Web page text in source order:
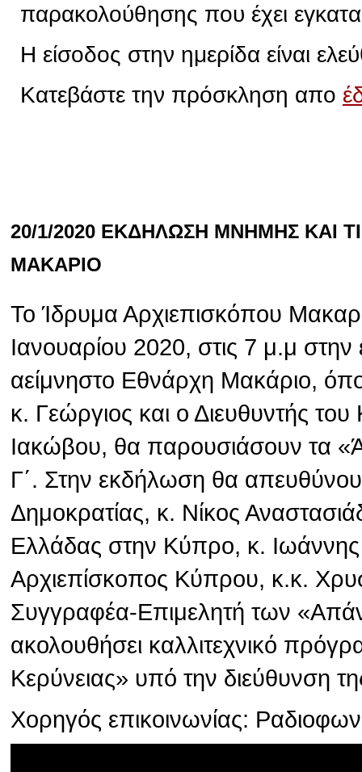
παρακολούθησης που έχει
Η είσοδος στην ημερίδα είναι
Κατεβάστε την πρόσκληση απο
20/1/2020 ΕΚΔΗΛΩΣΗ ΜΝΗΜΗΣ ΚΑΙ
ΜΑΚΑΡΙΟ
Το Ίδρυμα Αρχιεπισκόπου
Ιανουαρίου 2020, στις 7 μ.μ
αείμνηστο Εθνάρχη Μακάριο,
κ. Γεώργιος και ο Διευθυντής
Ιακώβου, θα παρουσιάσουν τα
Γ΄. Στην εκδήλωση θα
Δημοκρατίας, κ. Νίκος
Ελλάδας στην Κύπρο, κ.
Αρχιεπίσκοπος Κύπρου, κ.κ.
Συγγραφέα-Επιμελητή των
ακολουθήσει καλλιτεχνικό
Κερύνειας» υπό την διεύθυνση
Χορηγός επικοινωνίας: